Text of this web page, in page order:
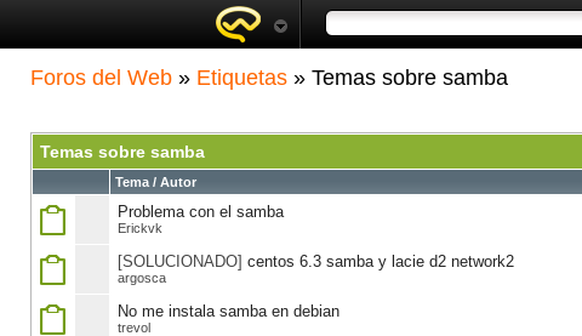
Foros del Web » Etiquetas » Temas sobre samba
Temas sobre samba
Tema / Autor
Problema con el samba
Erickvk
[SOLUCIONADO] centos 6.3 samba y lacie d2 network2
argosca
No me instala samba en debian
trevol